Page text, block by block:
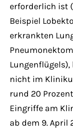
erforderlich ist
Beispiel
erkrankten
nicht im
rund 20
Eingriffe am
ab dem 9. April